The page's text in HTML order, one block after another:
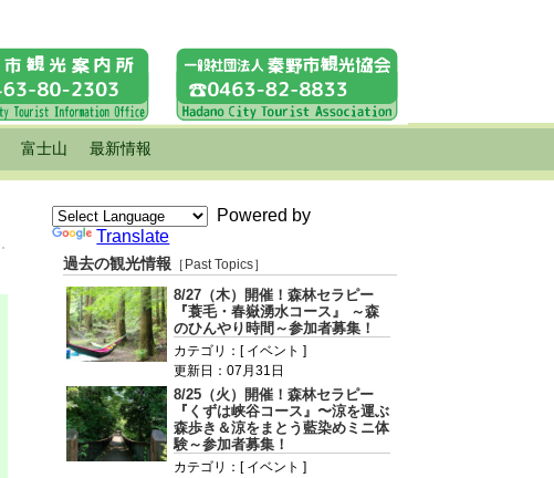
富士山 最新情報
Powered by
Translate
過去の観光情報 ［Past Topics］
8/27（木）開催！森林セラピー
『蓑毛・春嶽湧水コース』 ～森
のひんやり時間～参加者募集！
カテゴリ：[ イベント ]
更新日：07月31日
8/25（火）開催！森林セラピー
『くずは峡谷コース』〜涼を運ぶ
森歩き＆涼をまとう藍染めミニ体
験～参加者募集！
カテゴリ：[ イベント ]